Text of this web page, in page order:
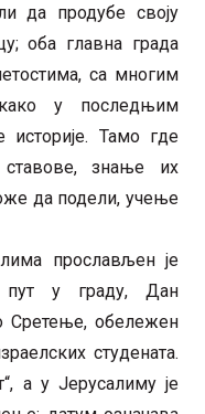
да продубе своју
оба главна града
са многим
у последњим
историје. Тамо где
знање их
да подели, учење
прослављен је
пут у граду, Дан
Сретење, обележен
студената.
а у Јерусалиму је